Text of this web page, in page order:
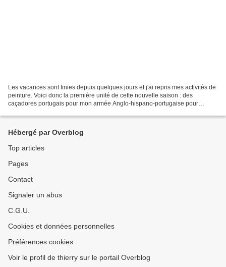
Les vacances sont finies depuis quelques jours et j'ai repris mes activités de
peinture. Voici donc la première unité de cette nouvelle saison : des
caçadores portugais pour mon armée Anglo-hispano-portugaise pour
Hébergé par Overblog
Top articles
Pages
Contact
Signaler un abus
C.G.U.
Cookies et données personnelles
Préférences cookies
Voir le profil de thierry sur le portail Overblog